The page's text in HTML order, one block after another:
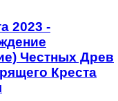
2023 -
Честных Древ
Креста